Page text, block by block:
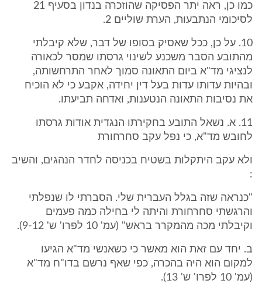
כמו כן, ראה יתר הפסיקה שהוזכרה בנדון בסעיף 21
לסיכומי הנתבעות, הערת שוליים 2.
10. על כן, ככל שאסיק בסופו של דבר, שלא קיבלתי
מהתובע הסבר משכנע לשינוי גרסתו שמסר לכאורה
לנציגי מד"א ביום התאונה סמוך לאחר התרחשותה,
ובהיות עדותו עדות בעל דין יחידה, אקבע כי לא הוכיח
את נסיבות התאונה הנטענות, ואדחה תביעתו.
11. א. נשאל התובע בחקירתו הנגדית אודות גרסתו
לחובש מד"א, כי נפל עקב סחרחורת
ולא עקב היתקלות בשטיח בכניסה לחדר הנהגים, והשיב
:
"כנראה שזה בגלל העברית שלי. הסברתי לו שנפלתי
והרגשתי סחרחורת והיתה לי בחילה כמה פעמים
וקיבלתי מכה מהמקרר בראש" (עמ' 10 לפרו' ש' 9-12).
ב. יחד עם זאת הוא מאשר כי כשאנשי מד"א הגיעו
למקום הוא היה בהכרה, כפי שאף נרשם בדו"ח מד"א
(עמ' 10 לפרו' ש' 13).